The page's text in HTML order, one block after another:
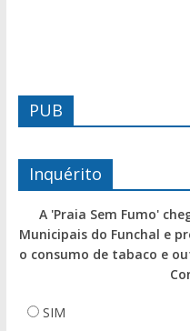
PUB
Inquérito
A 'Praia Sem Fumo'
Municipais do Funchal e
o consumo de tabaco e
SIM